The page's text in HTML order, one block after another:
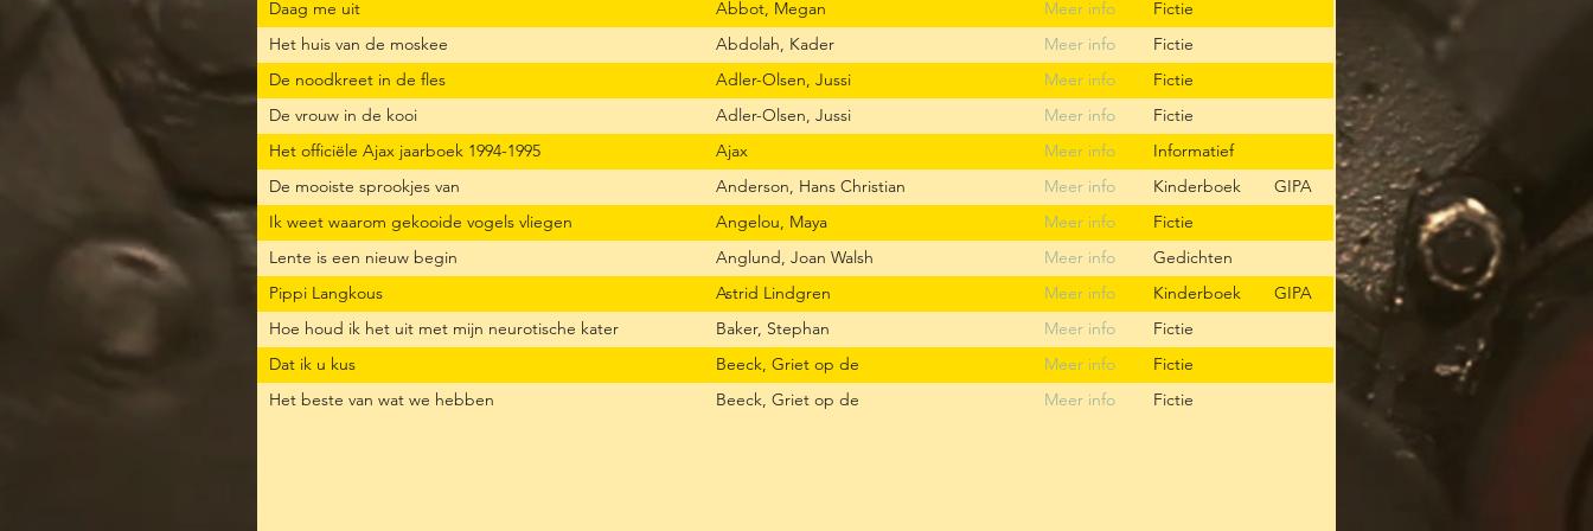
Daag me uit Abbot, Megan Meer info
Fictie
Het huis van de moskee
Abdolah, Kader Meer info
Fictie
De noodkreet in de fles
Adler-Olsen, Jussi Meer info
Fictie
De vrouw in de kooi
Adler-Olsen, Jussi Meer info
Fictie
Het officiële Ajax jaarboek 1994-1995
Ajax Meer info
Informatief
De mooiste sprookjes van
Anderson, Hans Christian Meer info Kinderboek
GIPA
Ik weet waarom gekooide vogels vliegen
Angelou, Maya Meer info
Fictie
Lente is een nieuw begin
Anglund, Joan Walsh Meer info
Gedichten
Pippi Langkous
Astrid Lindgren Meer info Kinderboek
GIPA
Hoe houd ik het uit met mijn neurotische kater
Baker, Stephan Meer info
Fictie
Dat ik u kus
Beeck, Griet op de Meer info
Fictie
Het beste van wat we hebben
Beeck, Griet op de Meer info Fictie